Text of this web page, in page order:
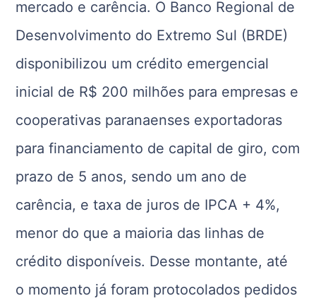
mercado e carência. O Banco Regional de
Desenvolvimento do Extremo Sul (BRDE)
disponibilizou um crédito emergencial
inicial de R$ 200 milhões para empresas e
cooperativas paranaenses exportadoras
para financiamento de capital de giro, com
prazo de 5 anos, sendo um ano de
carência, e taxa de juros de IPCA + 4%,
menor do que a maioria das linhas de
crédito disponíveis. Desse montante, até
o momento já foram protocolados pedidos